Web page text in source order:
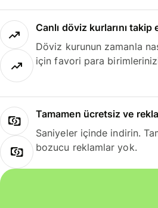
Canlı döviz kurlarını takip
Döviz kurunun zamanla
için favori para
Tamamen ücretsiz ve
Saniyeler içinde indirin.
bozucu reklamlar yok.